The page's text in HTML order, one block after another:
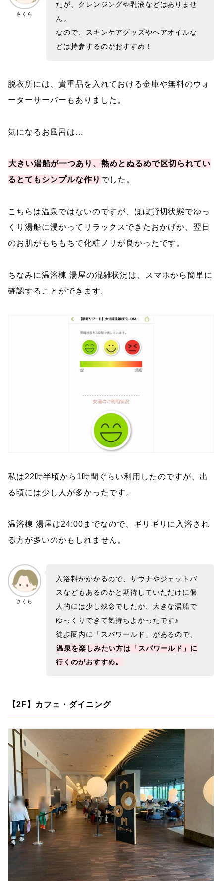
さくら
たが、クレンジングや乳液などはありませ
ん。
なので、スキンケアグッズやヘアオイルな
どは持参するのがおすすめ！
脱衣所には、貴重品を入れておける金庫や無料のウォ
ーターサーバーもありました。
気になるお風呂は…
大きい湯船が一つあり、熱めとぬるめで区切られてい
るとてもシンプルな作り でした。
こちらは温泉ではないのですが、ほぼ貸切状態でゆっ
くり湯船に浸かってリラックスできたおかげか、翌日
のお肌がもちもちで化粧ノリが良かったです。
ちなみに温浴棟 湯屋の混雑状況は、スマホから簡単に
確認することができます。
私は22時半頃から1時間ぐらい利用したのですが、出
る頃には少し人が多かったです。
温浴棟 湯屋は24:00までなので、ギリギリに入浴され
る方が多いのかもしれません。
さくら
入浴料がかかるので、サウナやジェットバ
スなどもあるのかと期待していただけに個
人的には少し残念でしたが、大きな湯船で
ゆっくりできて気持ちよかったです♪
徒歩圏内に「スパワールド」があるので、
温泉を楽しみたい方は「スパワールド」に
行くのがおすすめ。
【2F】カフェ・ダイニング